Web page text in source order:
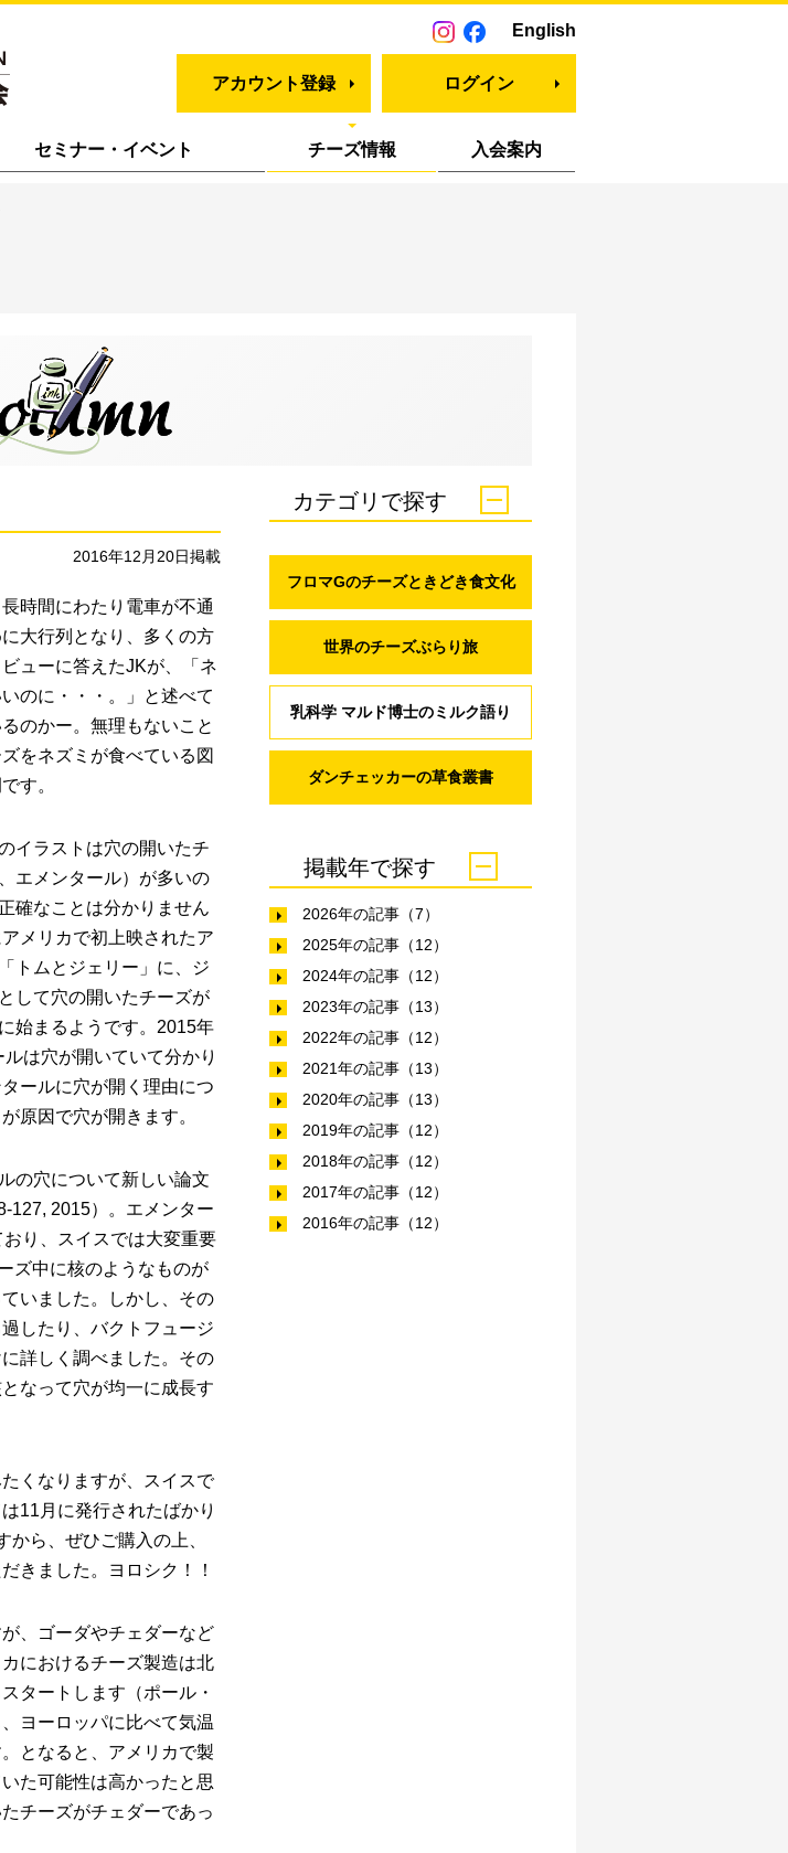
English
アカウント登録 ログイン
セミナー・イベント チーズ情報 入会案内
2016年12月20日掲載
時間にわたり電車が不通
大行列となり、多くの方
ューに答えたJKが、「ネ
のに・・・。」と述べて
のかー。無理もないこと
をネズミが食べている図
す。
イラストは穴の開いたチ
エメンタール）が多いの
確なことは分かりません
メリカで初上映されたア
トムとジェリー」に、ジ
して穴の開いたチーズが
始まるようです。2015年
は穴が開いていて分かり
ールに穴が開く理由につ
原因で穴が開きます。
の穴について新しい論文
127, 2015）。エメンター
り、スイスでは大変重要
ズ中に核のようなものが
いました。しかし、その
したり、バクトフュージ
詳しく調べました。その
なって穴が均一に成長す
くなりますが、スイスで
11月に発行されたばかり
ら、ぜひご購入の上、
きました。ヨロシク！！
、ゴーダやチェダーなど
におけるチーズ製造は北
タートします（ポール・
ヨーロッパに比べて気温
となると、アメリカで製
た可能性は高かったと思
チーズがチェダーであっ
カテゴリで探す
フロマGのチーズときどき食文化
世界のチーズぶらり旅
乳科学 マルド博士のミルク語り
ダンチェッカーの草食叢書
掲載年で探す
2026年の記事（7）
2025年の記事（12）
2024年の記事（12）
2023年の記事（13）
2022年の記事（12）
2021年の記事（13）
2020年の記事（13）
2019年の記事（12）
2018年の記事（12）
2017年の記事（12）
2016年の記事（12）